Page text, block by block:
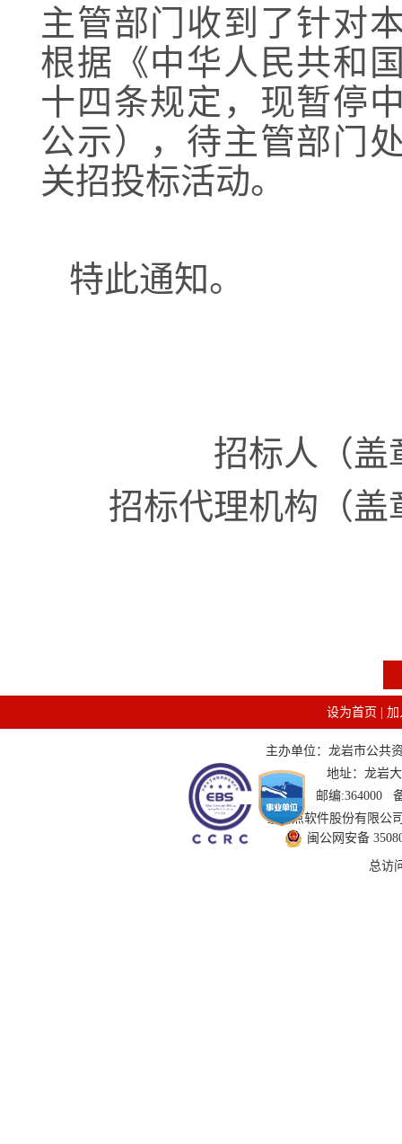
主管部门收到了针对
根据《中华人民共和
十四条规定，现暂停
公示），待主管部门
关招投标活动。
特此通知。
招标人 （
招标代理机构 （
设为首页 加
主办单位：龙岩市公共
地址：龙岩
邮编:364000
技术支持：国泰新点软件股份有限
闽公网安备
总访